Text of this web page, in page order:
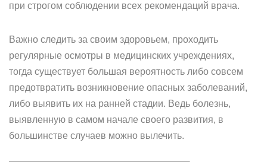
при строгом соблюдении всех рекомендаций врача.
Важно следить за своим здоровьем, проходить
регулярные осмотры в медицинских учреждениях,
тогда существует большая вероятность либо совсем
предотвратить возникновение опасных заболеваний,
либо выявить их на ранней стадии. Ведь болезнь,
выявленную в самом начале своего развития, в
большинстве случаев можно вылечить.